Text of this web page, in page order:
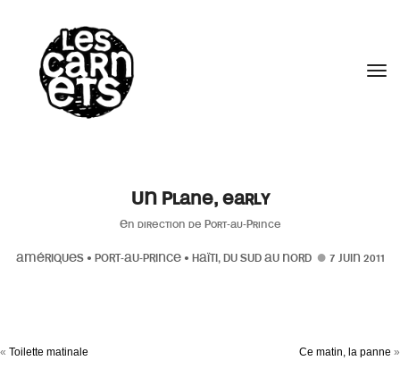
UN Plane, early
En direction de Port-au-Prince
AMÉRIQUES• PORT-AU-PRINCE• HAÏTI, DU SUD AU NORD 7 JUIN 2011
« Toilette matinale Ce matin, la panne »